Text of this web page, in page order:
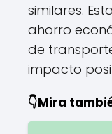
similares.
ahorro
de
impacto
👇Mira